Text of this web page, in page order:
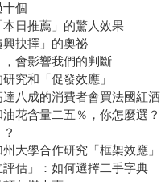
十個
本日推薦」的驚人效果
興抉擇」的奧祕
會影響我們的判斷
究和「促發效應」
達八成的消費者會買法國紅酒
油花含量二五％，你怎麼選？
大學合作研究「框架效應」
評估」：如何選擇二手字典